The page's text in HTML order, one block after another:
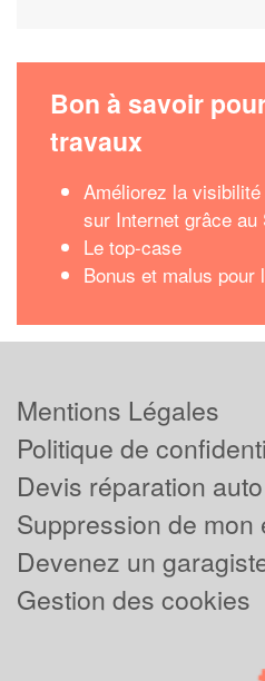
Bon à savoir
travaux
Améliorez la
sur Internet grâce au
Le top-case
Bonus et malus pour
Mentions Légales
Politique de
Devis réparation auto
Suppression de mon
Devenez un
Gestion des cookies